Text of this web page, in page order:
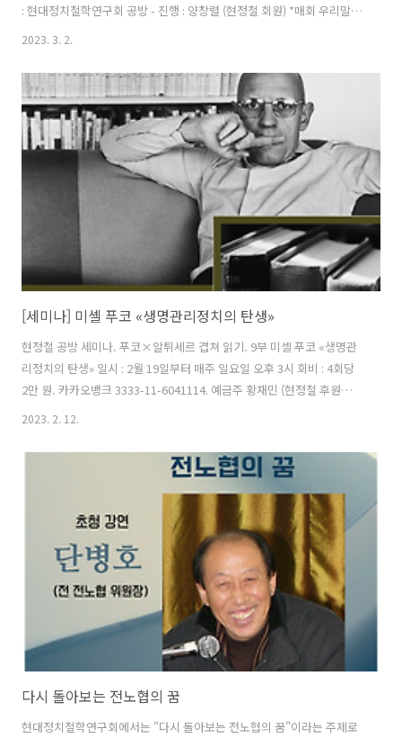
: 현대정치철학연구회 공방 - 진행 : 양창렬 (현정철 회원) *매회 우리말
초역본 제공- 참가신청: https://forms.gle/zpMj8MXeRncZbuhg6-
주 황재민 (현정철 후원회원 무료)- 강독 도서 : 자크 랑시에르, «철학자
와 그의 빈자들»( 원서 : Jacques Rancière, Le philosophe et ses
pauvres, Fayard, 1983, rééd. Flammarion, 2007. )-- 1970년대, 랑
시에..
2023. 3. 2.
[세미나] 미셸 푸코 «생명관리정치의 탄생»
현정철 공방 세미나. 푸코×알튀세르 겹쳐 읽기. 9부 미셸 푸코 «생명관
리정치의 탄생» 일시 : 2월 19일부터 매주 일요일 오후 3시 회비 : 4회당
2만 원. 카카오뱅크 3333-11-6041114. 예금주 황재민 (현정철 후원회원
무료) 참가 신청 : https://forms.gle/F6gUxfYPm3uPfDok7 문의 : 황
리정치의 탄생»(난장, 2012) 강의록을 매회 한 강씩 함께 읽는 자리입니
2023. 2. 12.
다시 돌아보는 전노협의 꿈
현대정치철학연구회에서는 "다시 돌아보는 전노협의 꿈"이라는 주제로